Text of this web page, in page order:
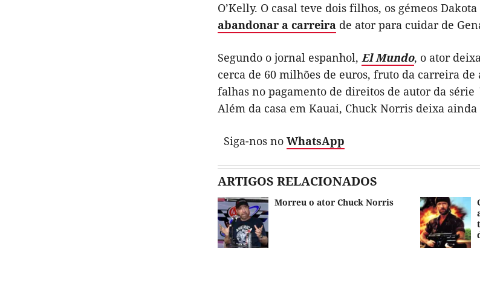
O’Kelly. O casal teve dois filhos, os gémeos
abandonar a carreira de ator para cuidar de
Segundo o jornal espanhol, El Mundo, o ator
cerca de 60 milhões de euros, fruto da carreira
falhas no pagamento de direitos de autor da série
Além da casa em Kauai, Chuck Norris deixa
Siga-nos no WhatsApp
ARTIGOS RELACIONADOS
Morreu o ator Chuck Norris